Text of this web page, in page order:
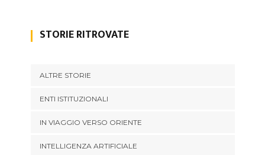
STORIE RITROVATE
ALTRE STORIE
ENTI ISTITUZIONALI
IN VIAGGIO VERSO ORIENTE
INTELLIGENZA ARTIFICIALE